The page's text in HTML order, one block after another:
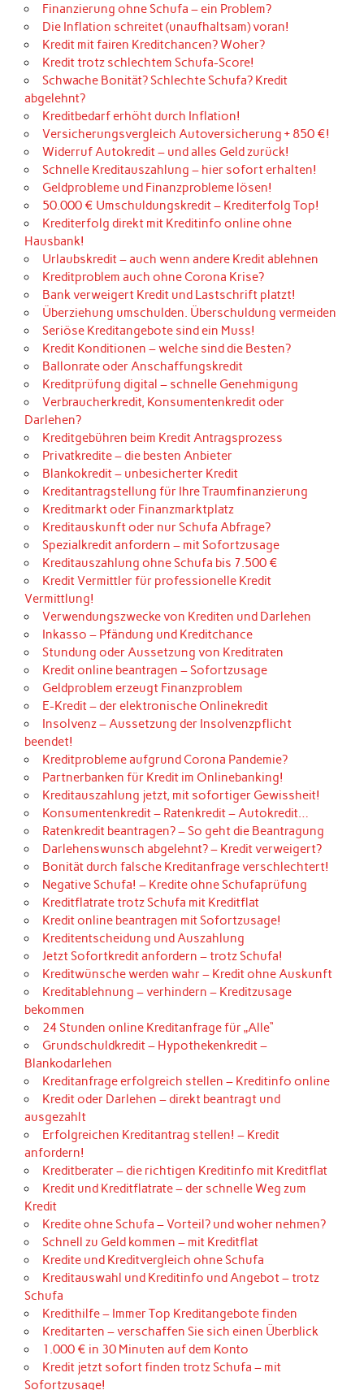
Finanzierung ohne Schufa – ein Problem?
Die Inflation schreitet (unaufhaltsam) voran!
Kredit mit fairen Kreditchancen? Woher?
Kredit trotz schlechtem Schufa-Score!
Schwache Bonität? Schlechte Schufa? Kredit
abgelehnt?
Kreditbedarf erhöht durch Inflation!
Versicherungsvergleich Autoversicherung + 850 €!
Widerruf Autokredit – und alles Geld zurück!
Schnelle Kreditauszahlung – hier sofort erhalten!
Geldprobleme und Finanzprobleme lösen!
50.000 € Umschuldungskredit – Krediterfolg Top!
Krediterfolg direkt mit Kreditinfo online ohne
Hausbank!
Urlaubskredit – auch wenn andere Kredit ablehnen
Kreditproblem auch ohne Corona Krise?
Bank verweigert Kredit und Lastschrift platzt!
Überziehung umschulden. Überschuldung vermeiden
Seriöse Kreditangebote sind ein Muss!
Kredit Konditionen – welche sind die Besten?
Ballonrate oder Anschaffungskredit
Kreditprüfung digital – schnelle Genehmigung
Verbraucherkredit, Konsumentenkredit oder
Darlehen?
Kreditgebühren beim Kredit Antragsprozess
Privatkredite – die besten Anbieter
Blankokredit – unbesicherter Kredit
Kreditantragstellung für Ihre Traumfinanzierung
Kreditmarkt oder Finanzmarktplatz
Kreditauskunft oder nur Schufa Abfrage?
Spezialkredit anfordern – mit Sofortzusage
Kreditauszahlung ohne Schufa bis 7.500 €
Kredit Vermittler für professionelle Kredit
Vermittlung!
Verwendungszwecke von Krediten und Darlehen
Inkasso – Pfändung und Kreditchance
Stundung oder Aussetzung von Kreditraten
Kredit online beantragen – Sofortzusage
Geldproblem erzeugt Finanzproblem
E-Kredit – der elektronische Onlinekredit
Insolvenz – Aussetzung der Insolvenzpflicht
beendet!
Kreditprobleme aufgrund Corona Pandemie?
Partnerbanken für Kredit im Onlinebanking!
Kreditauszahlung jetzt, mit sofortiger Gewissheit!
Konsumentenkredit – Ratenkredit – Autokredit…
Ratenkredit beantragen? – So geht die Beantragung
Darlehenswunsch abgelehnt? – Kredit verweigert?
Bonität durch falsche Kreditanfrage verschlechtert!
Negative Schufa! – Kredite ohne Schufaprüfung
Kreditflatrate trotz Schufa mit Kreditflat
Kredit online beantragen mit Sofortzusage!
Kreditentscheidung und Auszahlung
Jetzt Sofortkredit anfordern – trotz Schufa!
Kreditwünsche werden wahr – Kredit ohne Auskunft
Kreditablehnung – verhindern – Kreditzusage
bekommen
24 Stunden online Kreditanfrage für „Alle“
Grundschuldkredit – Hypothekenkredit –
Blankodarlehen
Kreditanfrage erfolgreich stellen – Kreditinfo online
Kredit oder Darlehen – direkt beantragt und
ausgezahlt
Erfolgreichen Kreditantrag stellen! – Kredit
anfordern!
Kreditberater – die richtigen Kreditinfo mit Kreditflat
Kredit und Kreditflatrate – der schnelle Weg zum
Kredit
Kredite ohne Schufa – Vorteil? und woher nehmen?
Schnell zu Geld kommen – mit Kreditflat
Kredite und Kreditvergleich ohne Schufa
Kreditauswahl und Kreditinfo und Angebot – trotz
Schufa
Kredithilfe – Immer Top Kreditangebote finden
Kreditarten – verschaffen Sie sich einen Überblick
1.000 € in 30 Minuten auf dem Konto
Kredit jetzt sofort finden trotz Schufa – mit
Sofortzusage!